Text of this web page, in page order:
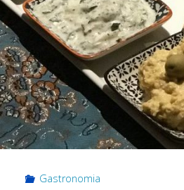
Gastronomia